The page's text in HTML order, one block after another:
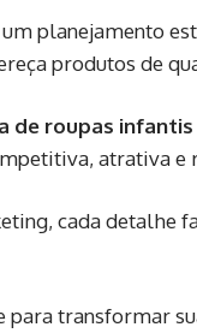
planejamento
produtos de
de roupas infantis
atrativa e
cada detalhe
para transformar